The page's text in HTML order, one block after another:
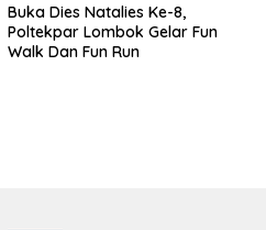
Buka Dies Natalies Ke-8,
Poltekpar Lombok Gelar Fun
Walk Dan Fun Run